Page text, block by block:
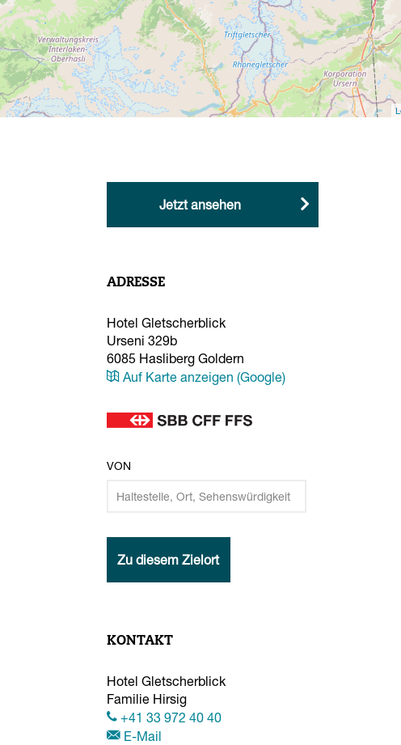
Shopping und Miete
Rental
Berg- und
Schneesportschulen
Jetzt ansehen
ADRESSE
Hotel Gletscherblick
Urseni 329b
6085 Hasliberg Goldern
Auf Karte anzeigen (Google)
VON
Zu diesem Zielort
KONTAKT
Hotel Gletscherblick
Familie Hirsig
+41 33 972 40 40
E-Mail